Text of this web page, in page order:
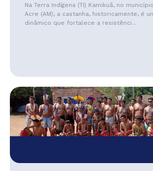
Na Terra Indígena (TI) Kamikuã, no
Acre (AM), a castanha, historicamente, é
dinâmico que fortalece a resistênci...